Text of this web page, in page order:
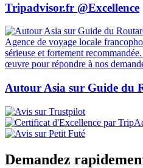
Tripadvisor.fr @Excellence
Agence de voyage locale
sérieuse et fortement
œuvre pour répondre à nos
Autour Asia sur Guide du
Demandez